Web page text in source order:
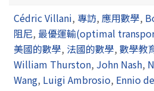
Cédric Villani, 專訪, 應用數學,
阻尼, 最優運輸(optimal
美國的數學, 法國的數學, 數學教
William Thurston, John Nash,
Wang, Luigi Ambrosio, Ennio